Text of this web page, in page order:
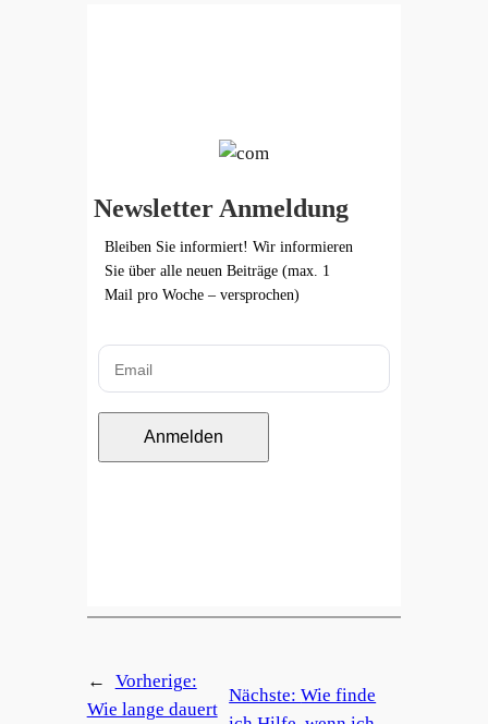
Newsletter Anmeldung
Bleiben Sie informiert! Wir informieren
Sie über alle neuen Beiträge (max. 1
Mail pro Woche – versprochen)
Anmelden
←
Vorherige:
Wie lange dauert
Nächste:Wie finde